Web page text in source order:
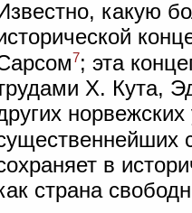
какую
7; эта
Х. Кута,
в
страна